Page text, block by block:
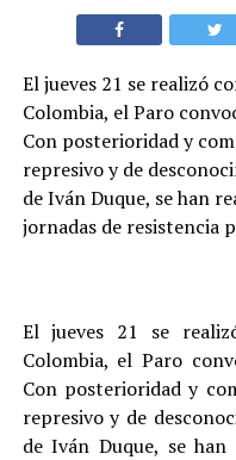
El jueves 21 se realizó
Colombia, el Paro
Con posterioridad y
represivo y de
de Iván Duque, se han
jornadas de resistencia
El jueves 21 se
Colombia, el Paro
Con posterioridad y
represivo y de
de Iván Duque, se